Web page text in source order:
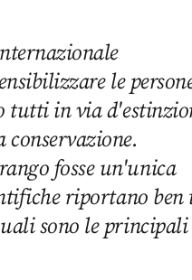
le
tutti in via
fosse un'unica
riportano ben
sono le principali